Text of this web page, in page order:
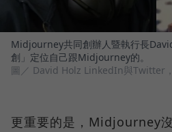
Midjourney共同創辦人暨執行長
創」定位自己跟Midjourney的。
圖／ David Holz LinkedIn與Twitter
更重要的是，Midjourney